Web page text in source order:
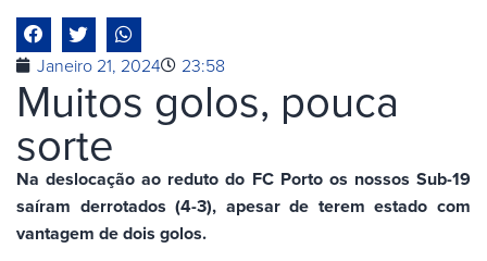
Janeiro 21, 2024 23:58
Muitos golos, pouca
sorte
Na deslocação ao reduto do FC Porto os nossos Sub-19
saíram derrotados (4-3), apesar de terem estado com
vantagem de dois golos.